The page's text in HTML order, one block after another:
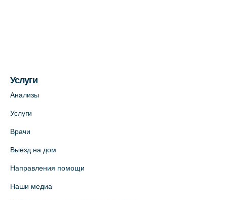
Медицинский центр на пр. Просвещения,
12к2 (официальный партнер)
Медицинский центр "Доктор Семейный"
(официальный партнер),
+7 (812) 664-55-80
Услуги
Анализы
Услуги
Врачи
Выезд на дом
Направления помощи
Наши медиа